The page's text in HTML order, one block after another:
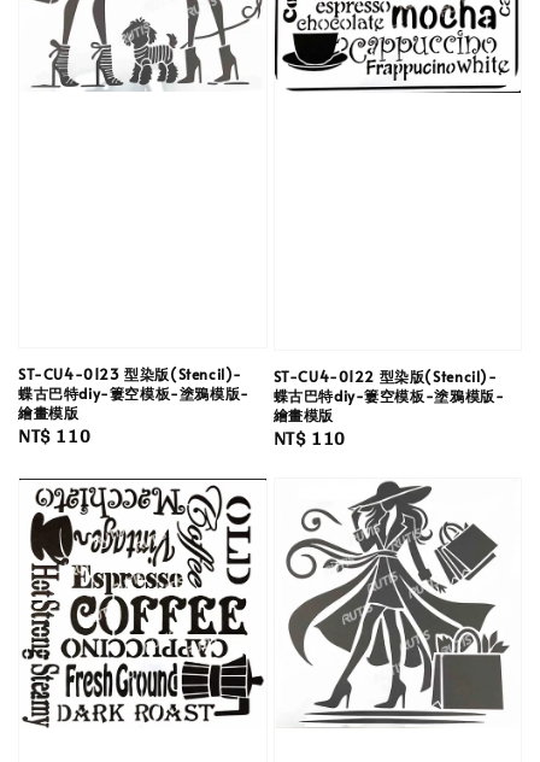
ST-CU4-0123 型染版(Stencil)-
蝶古巴特diy-簍空模板-塗鴉模版-
繪畫模版
Regular
NT$ 110
ST-CU4-0122 型染版(Stencil)-
蝶古巴特diy-簍空模板-塗鴉模版-
繪畫模版
Regular
NT$ 110